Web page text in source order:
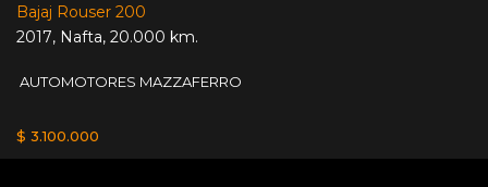
Bajaj Rouser 200
2017, Nafta, 20.000 km.
AUTOMOTORES MAZZAFERRO
$ 3.100.000